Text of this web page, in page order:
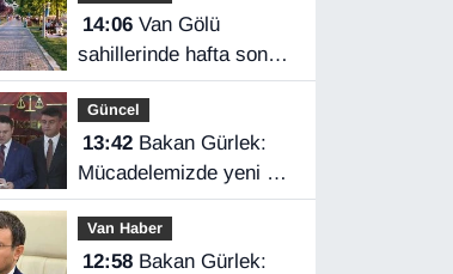
14:06Van Gölü
sahillerinde hafta sonu
yoğunluğu
Güncel
13:42Bakan Gürlek:
Mücadelemizde yeni bir
boyuta geçeceğiz
Van Haber
12:58Bakan Gürlek: